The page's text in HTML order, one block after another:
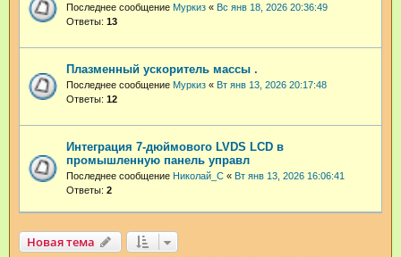
Последнее сообщение Муркиз « Вс янв 18, 2026 20:36:49
Ответы: 13
Плазменный ускоритель массы .
Последнее сообщение Муркиз « Вт янв 13, 2026 20:17:48
Ответы: 12
Интеграция 7-дюймового LVDS LCD в
промышленную панель управл
Последнее сообщение Николай_С « Вт янв 13, 2026 16:06:41
Ответы: 2
Новая тема